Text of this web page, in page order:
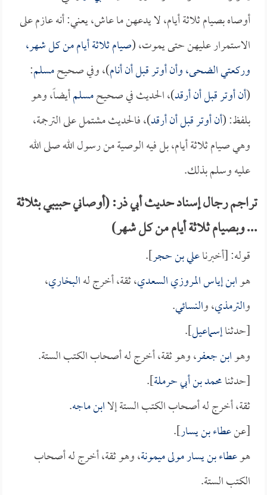
أوصاه بصيام ثلاثة أيام، لا يدعهن ما عاش، يعني: أنه عازم على
الاستمرار عليهن حتى يموت، (صيام ثلاثة أيام من كل شهر،
وركعتي الضحى، وأن أوتر قبل أن أنام)، وفي صحيحمسلم:
(أن أوتر قبل أن أرقد)، الحديث في صحيحمسلمأيضاً، وهو
بلفظ: (أن أوتر قبل أن أرقد)، فالحديث مشتمل على الترجمة،
وهي صيام ثلاثة أيام، بل فيه الوصية من رسول الله صلى الله
عليه وسلم بذلك.
تراجم رجال إسناد حديث أبي ذر: (أوصاني حبيبي بثلاثة
... وبصيام ثلاثة أيام من كل شهر)
قوله: [أخبرناعلي بن حجر].
هوابن إياس المروزي السعدي، ثقة، أخرج لهالبخاري،
والترمذي، والنسائي.
[حدثناإسماعيل].
وهوابن جعفر، وهو ثقة، أخرج له أصحاب الكتب الستة.
[حدثنامحمد بن أبي حرملة].
ثقة، أخرج له أصحاب الكتب الستة إلاابن ماجه.
[عنعطاء بن يسار].
هوعطاء بن يسار مولى ميمونة، وهو ثقة، أخرج له أصحاب
الكتب الستة.